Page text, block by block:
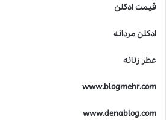
قیمت ادکلن
ادکلن مردانه
عطر زنانه
www.blogmehr.com
www.denablog.com